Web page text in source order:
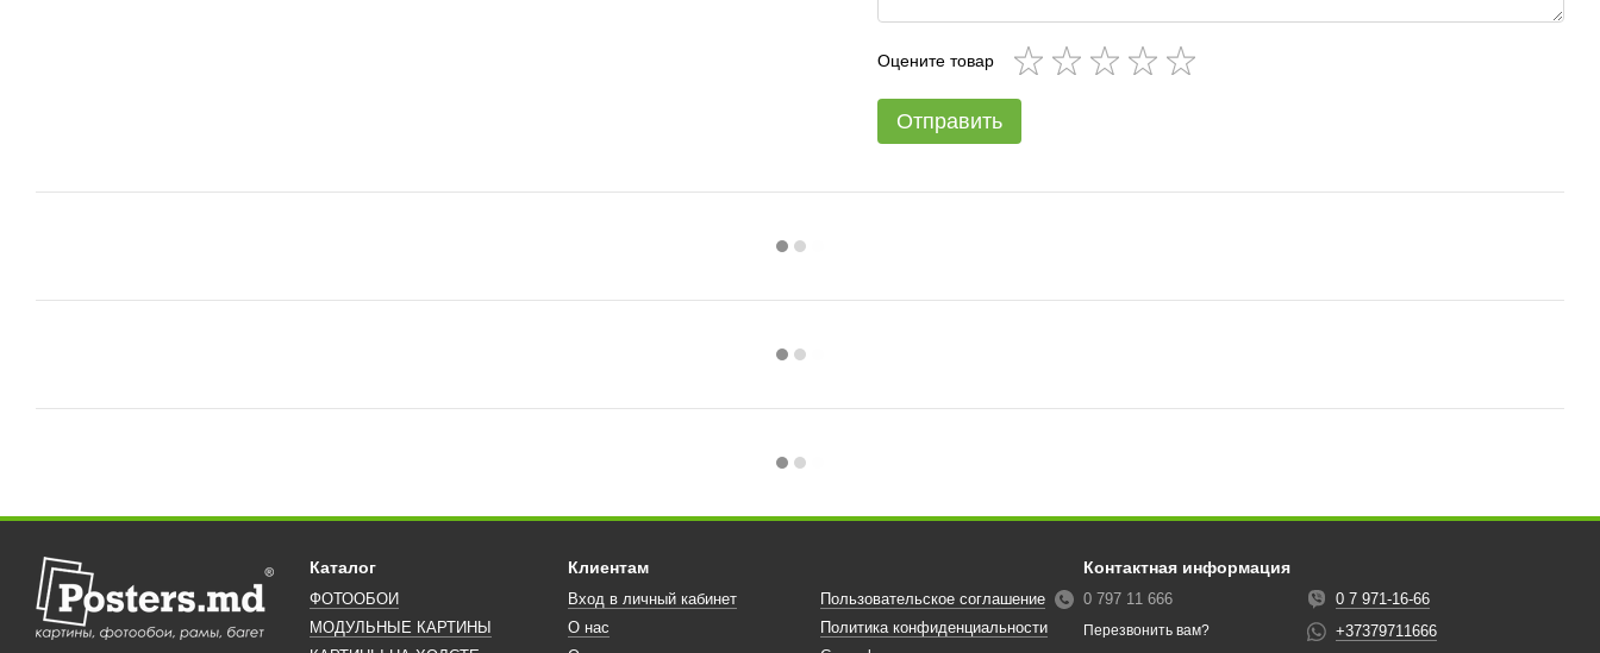
Оцените товар
Отправить
Каталог
ФОТООБОИ
МОДУЛЬНЫЕ КАРТИНЫ
Клиентам
Вход в личный кабинет
О нас
Пользовательское соглашение
Политика конфиденциальности
Контактная информация
0 797 11 666
Перезвонить вам?
0 7 971-16-66
+37379711666